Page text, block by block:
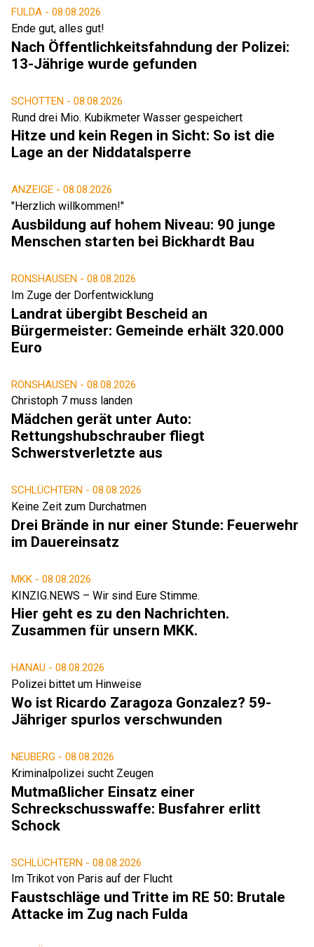
FULDA - 08.08.2026
Ende gut, alles gut!
Nach Öffentlichkeitsfahndung der Polizei:
13-Jährige wurde gefunden
SCHOTTEN - 08.08.2026
Rund drei Mio. Kubikmeter Wasser gespeichert
Hitze und kein Regen in Sicht: So ist die
Lage an der Niddatalsperre
ANZEIGE - 08.08.2026
"Herzlich willkommen!"
Ausbildung auf hohem Niveau: 90 junge
Menschen starten bei Bickhardt Bau
RONSHAUSEN - 08.08.2026
Im Zuge der Dorfentwicklung
Landrat übergibt Bescheid an
Bürgermeister: Gemeinde erhält 320.000
Euro
RONSHAUSEN - 08.08.2026
Christoph 7 muss landen
Mädchen gerät unter Auto:
Rettungshubschrauber fliegt
Schwerstverletzte aus
SCHLÜCHTERN - 08.08.2026
Keine Zeit zum Durchatmen
Drei Brände in nur einer Stunde: Feuerwehr
im Dauereinsatz
MKK - 08.08.2026
KINZIG.NEWS – Wir sind Eure Stimme.
Hier geht es zu den Nachrichten.
Zusammen für unsern MKK.
HANAU - 08.08.2026
Polizei bittet um Hinweise
Wo ist Ricardo Zaragoza Gonzalez? 59-
Jähriger spurlos verschwunden
NEUBERG - 08.08.2026
Kriminalpolizei sucht Zeugen
Mutmaßlicher Einsatz einer
Schreckschusswaffe: Busfahrer erlitt
Schock
SCHLÜCHTERN - 08.08.2026
Im Trikot von Paris auf der Flucht
Faustschläge und Tritte im RE 50: Brutale
Attacke im Zug nach Fulda